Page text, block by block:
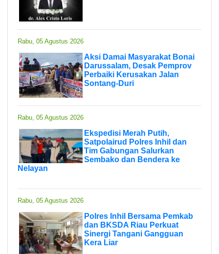
Rabu, 05 Agustus 2026
Aksi Damai Masyarakat Bonai
Darussalam, Desak Pemprov
Perbaiki Kerusakan Jalan
Sontang-Duri
Rabu, 05 Agustus 2026
Ekspedisi Merah Putih,
Satpolairud Polres Inhil dan
Tim Gabungan Salurkan
Sembako dan Bendera ke
Nelayan
Rabu, 05 Agustus 2026
Polres Inhil Bersama Pemkab
dan BKSDA Riau Perkuat
Sinergi Tangani Gangguan
Kera Liar